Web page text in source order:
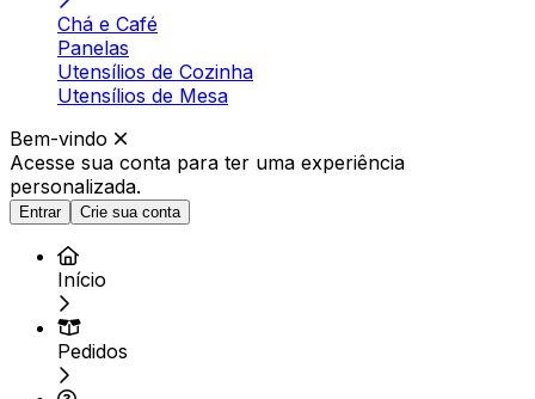
Chá e Café
Panelas
Utensílios de Cozinha
Utensílios de Mesa
Bem-vindo
Acesse sua conta para ter uma experiência
personalizada.
Entrar Crie sua conta
Início
Pedidos